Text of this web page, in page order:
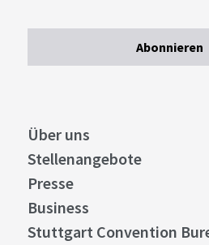
Abonnieren
Über uns
Stellenangebote
Presse
Business
Stuttgart Convention